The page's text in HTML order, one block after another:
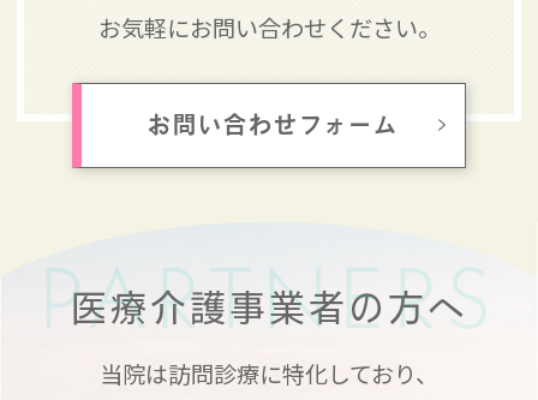
お気軽にお問い合わせください。
お問い合わせフォーム
医療介護事業者の方へ
PARTNERS
当院は訪問診療に特化しており、